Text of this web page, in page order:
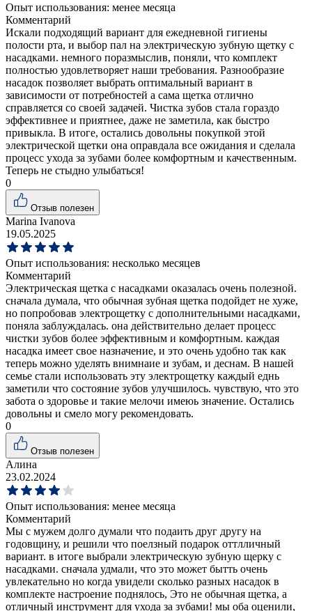
Опыт использования: менее месяца
Комментарий
Искали подходящий вариант для ежедневной гигиены
полости рта, и выбор пал на электрическую зубную щетку с
насадками. немного поразмыслив, поняли, что комплект
полностью удовлетворяет наши требования. Разнообразие
насадок позволяет выбрать оптимальный вариант в
зависимости от потребностей а сама щетка отлично
справляется со своей задачей. Чистка зубов стала гораздо
эффективнее и приятнее, даже не заметила, как быстро
привыкла. В итоге, остались довольны покупкой этой
электрической щетки она оправдала все ожидания и сделала
процесс ухода за зубами более комфортным и качественным.
Теперь не стыдно улыбаться!
0
Отзыв полезен
Marina Ivanova
19.05.2025
Опыт использования: несколько месяцев
Комментарий
Электрическая щетка с насадками оказалась очень полезной.
сначала думала, что обычная зубная щетка подойдет не хуже,
но попробовав электрощетку с дополнительными насадками,
поняла заблуждалась. она действительно делает процесс
чистки зубов более эффективным и комфортным. каждая
насадка имеет свое назначение, и это очень удобно так как
теперь можно уделять внимнаие и зубам, и деснам. В нашей
семье стали использовать эту электрощетку каждый еднь
заметили что состояние зубов улучшилось. чувствую, что это
забота о здоровье и такие мелочи имеюь значение. Остались
довольны и смело могу рекомендовать.
0
Отзыв полезен
Алина
23.02.2024
Опыт использования: менее месяца
Комментарий
Мы с мужем долго думали что подаить друг другу на
годовщину, и решили что поелзный подарок оттлличный
вариант. в итоге выбрали электрическую зубную щерку с
насадками. сначала удмали, что это может бытть очень
увлекательно но когда увидели сколько разных насадок в
комплекте настроение поднялось, Это не обычная щетка, а
отличный инструмент для ухода за зубами! мы оба оценили,